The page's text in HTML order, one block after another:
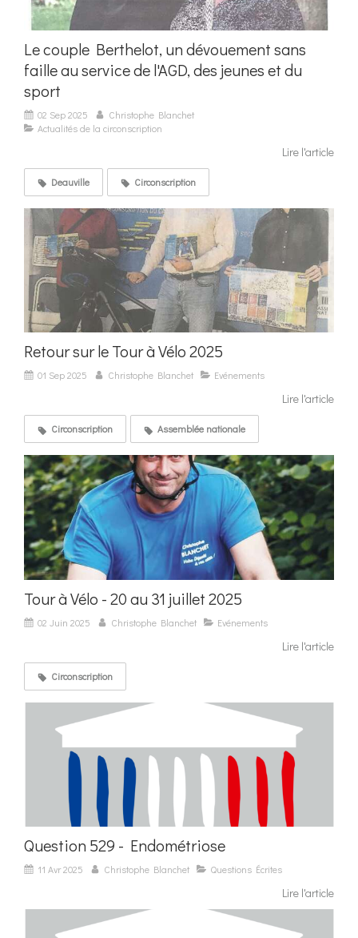
Le couple Berthelot, un dévouement sans
faille au service de l'AGD, des jeunes et du
sport
02 Sep 2025
Christophe Blanchet
Actualités de la circonscription
Lire l'article
Deauville Circonscription
Retour sur le Tour à Vélo 2025
01 Sep 2025 Christophe Blanchet Evénements
Lire l'article
Circonscription Assemblée nationale
Tour à Vélo - 20 au 31 juillet 2025
02 Juin 2025 Christophe Blanchet Evénements
Lire l'article
Circonscription
Question 529 - Endométriose
11 Avr 2025 Christophe Blanchet Questions Écrites
Lire l'article